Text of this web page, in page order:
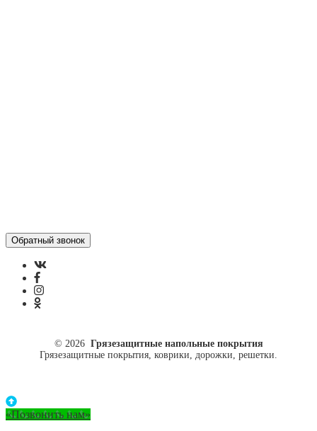
© 2026 Грязезащитные напольные покрытия
Грязезащитные покрытия, коврики, дорожки, решетки.
«Позвонить нам»